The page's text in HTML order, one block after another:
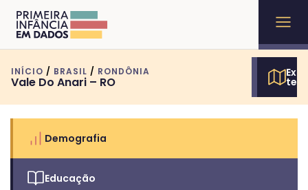
INÍCIO / BRASIL / RONDÔNIA
Vale Do Anari – RO
Demografia
Educação